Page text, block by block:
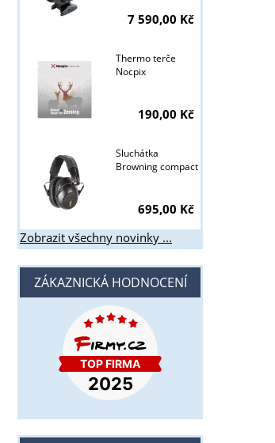
7 590,00 Kč
Thermo terče
Nocpix
190,00 Kč
Sluchátka
Browning compact
695,00 Kč
Zobrazit všechny novinky ...
ZÁKAZNICKÁ HODNOCENÍ